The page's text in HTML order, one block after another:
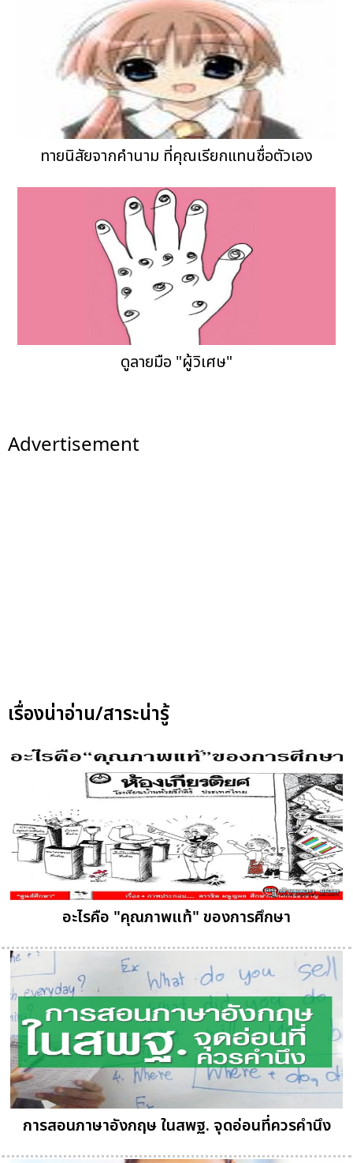
ทายนิสัยจากคำนาม ที่คุณเรียกแทนชื่อตัวเอง
ดูลายมือ "ผู้วิเศษ"
Advertisement
เรื่องน่าอ่าน/สาระน่ารู้
อะไรคือ "คุณภาพแท้" ของการศึกษา
การสอนภาษาอังกฤษ ในสพฐ. จุดอ่อนที่ควรคำนึง